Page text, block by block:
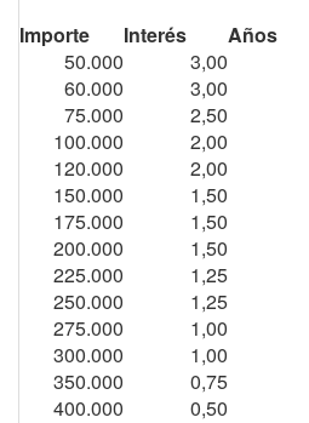
Importe Interés Años
50.000
3,00
60.000
3,00
75.000
2,50
100.000
2,00
120.000
2,00
150.000
1,50
175.000
1,50
200.000
1,50
225.000
1,25
250.000
1,25
275.000
1,00
300.000
1,00
350.000
0,75
400.000
0,50